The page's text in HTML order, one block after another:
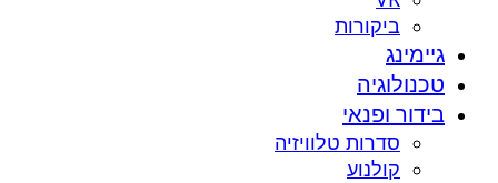
ביקורות
גיימינג
טכנולוגיה
בידור ופנאי
סדרות טלוויזיה
קולנוע